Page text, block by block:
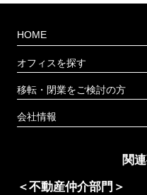
HOME
オフィスを探す
移転・閉業をご検討の方
会社情報
関
＜不動産仲介部門＞